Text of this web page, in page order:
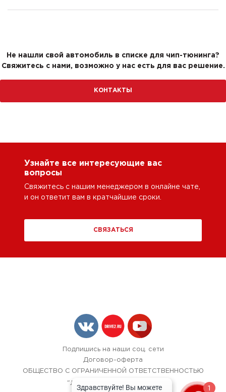
Не нашли свой автомобиль в списке для чип-тюнинга?
Свяжитесь с нами, возможно у нас есть для вас решение.
КОНТАКТЫ
Узнайте все интересующие вас
вопросы
Свяжитесь с нашим менеджером в онлайне чате,
и он ответит вам в кратчайшие сроки.
СВЯЗАТЬСЯ
Подпишись на наши соц. сети
Договор-оферта
ОБЩЕСТВО С ОГРАНИЧЕННОЙ ОТВЕТСТВЕННОСТЬЮ
"ЛОК БОКС АВТОСЕРВИС",
1